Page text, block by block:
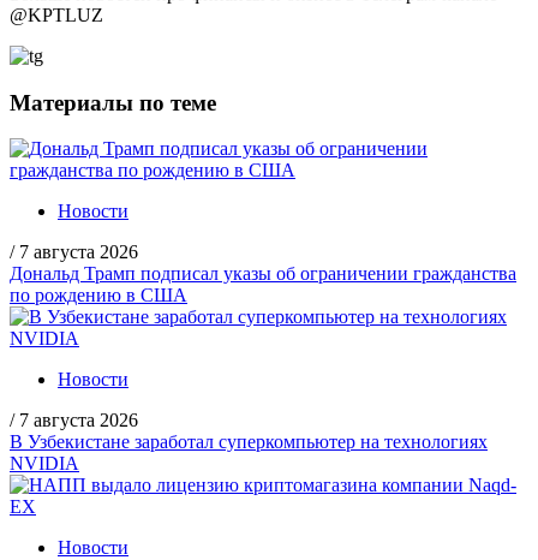
@KPTLUZ
Материалы по теме
Новости
/ 7 августа 2026
Дональд Трамп подписал указы об ограничении гражданства
по рождению в США
Новости
/ 7 августа 2026
В Узбекистане заработал суперкомпьютер на технологиях
NVIDIA
Новости